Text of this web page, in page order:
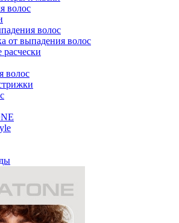
волос
волос
от выпадения волос
волос